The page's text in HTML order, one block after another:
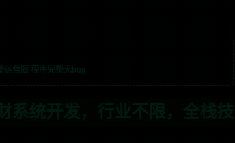
运营版 程序完整无bug
限，全栈技术开发，定制